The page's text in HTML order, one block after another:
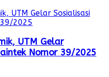
UTM Gelar
Nomor 39/2025